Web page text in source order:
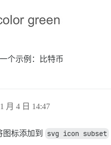
个示例：比特币
月 4 日 14:47
标添加到 svg icon subset